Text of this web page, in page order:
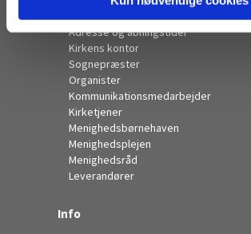
Adresse og åbningstider
Kirkens kontor
Sognepræster
Organister
Kommunikationsmedarbejder
Kirketjener
Menighedsbørnehaven
Menighedsplejen
Menighedsråd
Leverandører
Info